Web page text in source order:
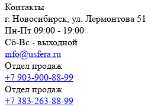
Контакты
г. Новосибирск, ул. Лермонтова 51
Пн-Пт 09:00 - 19:00
Сб-Вс - выходной
info@usfera.ru
Отдел продаж
+7 903-900-88-99
Отдел продаж
+7 383-263-88-99